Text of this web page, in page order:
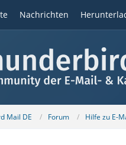
Nachrichten
Mail DE Forum Hilfe zu E-